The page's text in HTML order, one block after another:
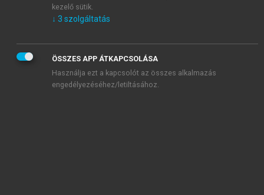
KIPRÓBÁLOM
kezelő sütik.
↓ 3 szolgáltatás
ÖSSZES APP ÁTKAPCSOLÁSA
Használja ezt a kapcsolót az összes alkalmazás
engedélyezéséhez/letiltásához.